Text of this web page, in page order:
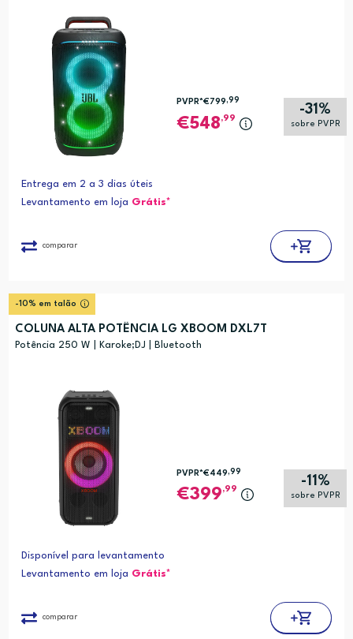
-31%
sobre PVPR
PVPR*€799,99
548,99
Entrega em 2 a 3 dias úteis
Levantamento em loja Grátis*
comparar
-10% em talão
COLUNA ALTA POTÊNCIA LG XBOOM DXL7T
Potência 250 W | Karoke;DJ | Bluetooth
-11%
sobre PVPR
PVPR*€449 ,99
399,99
Disponível para levantamento
Levantamento em loja Grátis*
comparar